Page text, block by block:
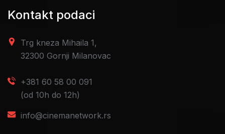
Kontakt podaci
Trg kneza Mihaila 1,
32300 Gornji Milanovac
+381 60 58 00 091
(od 10h do 12h)
info@cinemanetwork.rs